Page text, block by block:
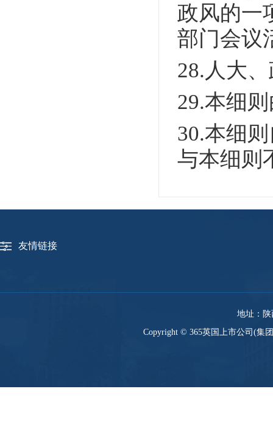
政风的一
部门会议
28.人大
29.本细
30.本细
与本细则
友情链接
地址：陕
Copyright © 365英国上市公司(集